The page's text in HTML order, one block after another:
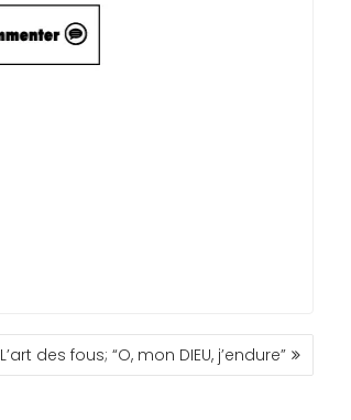
L’art des fous; “O, mon DIEU, j’endure”